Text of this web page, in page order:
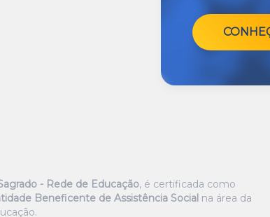
- Rede de Educação, é certificada como
Beneficente de Assistência Social na área da